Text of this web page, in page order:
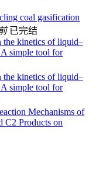
coal gasification
已完结
the kinetics of liquid–
simple tool for
the kinetics of liquid–
simple tool for
Mechanisms of
C2 Products on